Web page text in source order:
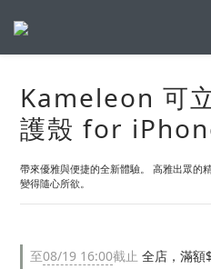
Kameleon 可
護殼 for
帶來優雅與便捷的全新體驗。 高雅出眾的
變得隨心所欲。
至08/19 16:00截止 全店，滿